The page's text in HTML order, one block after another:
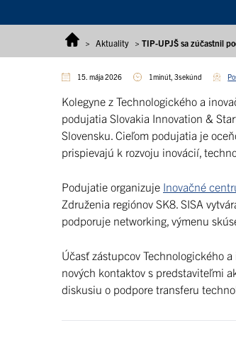
> Aktuality > TIP-UPJŠ sa zúčastnil
15. mája 2026 1minút, 3sekúnd
Kolegyne z Technologického a
podujatia Slovakia Innovation &
Slovensku. Cieľom podujatia je
prispievajú k rozvoju inovácií,
Podujatie organizuje Inovačné
Združenia regiónov SK8. SISA
podporuje networking, výmenu
Účasť zástupcov Technologického
nových kontaktov s predstaviteľmi
diskusiu o podpore transferu